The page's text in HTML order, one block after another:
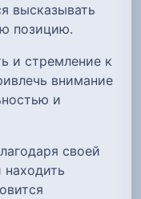
высказывать
позицию.
и стремление к
внимание
и
своей
находить